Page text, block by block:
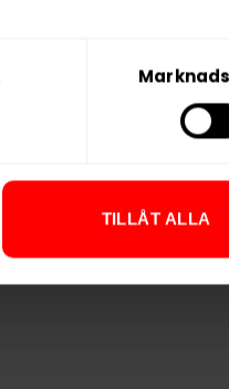
TILLÅT ALLA